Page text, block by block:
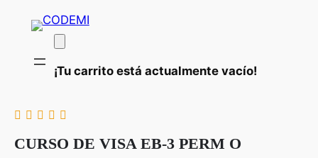
¡Tu carrito está actualmente vacío!
CURSO DE VISA EB-3 PERM O